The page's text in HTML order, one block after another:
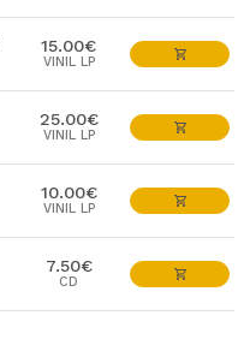
15.00€
VINIL LP
25.00€
VINIL LP
10.00€
VINIL LP
7.50€
CD